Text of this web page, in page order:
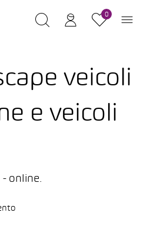
0
veicoli
e veicoli
- online.